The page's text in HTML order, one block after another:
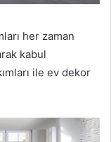
her zaman
kabul
ile ev dekor